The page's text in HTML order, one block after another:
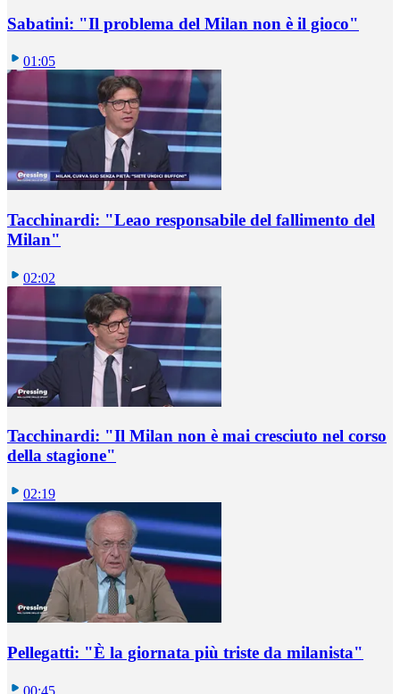
Sabatini: "Il problema del Milan non è il gioco"
01:05
Tacchinardi: "Leao responsabile del fallimento del
Milan"
02:02
Tacchinardi: "Il Milan non è mai cresciuto nel corso
della stagione"
02:19
Pellegatti: "È la giornata più triste da milanista"
00:45